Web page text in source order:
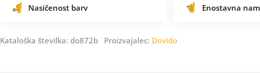
Nasičenost barv Enostavna
Kataloška številka: do872b Proizvajalec: Dovido